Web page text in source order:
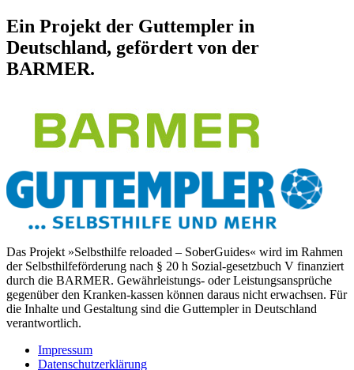
Ein Projekt der Guttempler in
Deutschland, gefördert von der
BARMER.
Das Projekt »Selbsthilfe reloaded – SoberGuides« wird im Rahmen
der Selbsthilfeförderung nach § 20 h Sozial-gesetzbuch V finanziert
durch die BARMER. Gewährleistungs- oder Leistungsansprüche
gegenüber den Kranken-kassen können daraus nicht erwachsen. Für
die Inhalte und Gestaltung sind die Guttempler in Deutschland
verantwortlich.
Impressum
Datenschutzerklärung